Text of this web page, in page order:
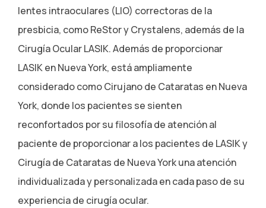
lentes intraoculares (LIO) correctoras de la
presbicia, como ReStor y Crystalens, además de la
Cirugía Ocular LASIK. Además de proporcionar
LASIK en Nueva York, está ampliamente
considerado como Cirujano de Cataratas en Nueva
York, donde los pacientes se sienten
reconfortados por su filosofía de atención al
paciente de proporcionar a los pacientes de LASIK y
Cirugía de Cataratas de Nueva York una atención
individualizada y personalizada en cada paso de su
experiencia de cirugía ocular.